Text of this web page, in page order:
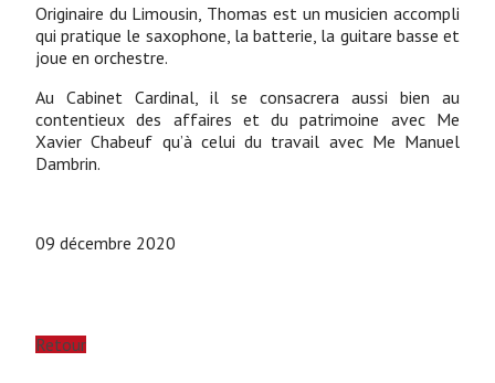
Originaire du Limousin, Thomas est un musicien accompli
qui pratique le saxophone, la batterie, la guitare basse et
joue en orchestre.
Au Cabinet Cardinal, il se consacrera aussi bien au
contentieux des affaires et du patrimoine avec Me
Xavier Chabeuf qu’à celui du travail avec Me Manuel
Dambrin.
09 décembre 2020
Retour